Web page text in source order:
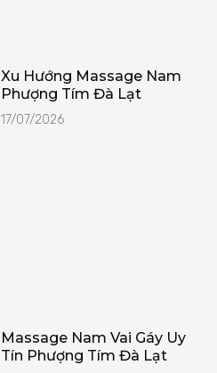
Xu Hướng Massage Nam
Phượng Tím Đà Lạt
17/07/2026
Massage Nam Vai Gáy Uy
Tín Phượng Tím Đà Lạt